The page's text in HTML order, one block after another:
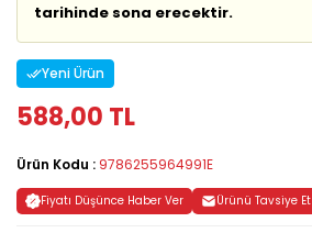
tarihinde sona erecektir.
Yeni Ürün
588,00 TL
Ürün Kodu : 9786255964991E
Fiyatı Düşünce Haber Ver Ürünü Tavsiye Et